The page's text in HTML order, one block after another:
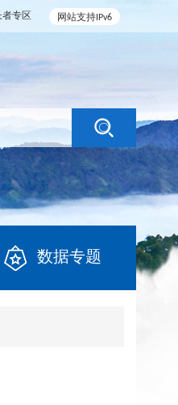
网站支持IPv6
者专区
数据专题